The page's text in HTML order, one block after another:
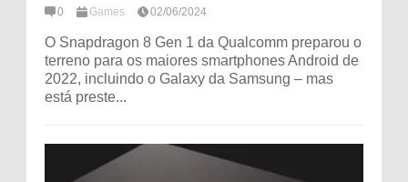
0 Games 02/06/2024
O Snapdragon 8 Gen 1 da Qualcomm preparou o
terreno para os maiores smartphones Android de
2022, incluindo o Galaxy da Samsung – mas
está preste...